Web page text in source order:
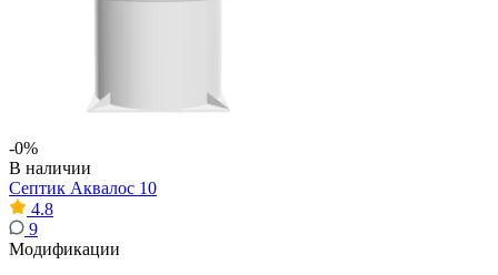
-0%
В наличии
Септик Аквалос 10
4.8
9
Модификации